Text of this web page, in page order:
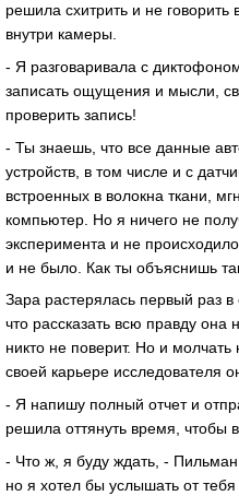
решила схитрить и не
внутри камеры.
- Я разговаривала с
записать ощущения и мысли,
проверить запись!
- Ты знаешь, что все данные
устройств, в том числе и с
встроенных в волокна ткани,
компьютер. Но я ничего не
эксперимента и не
и не было. Как ты объяснишь
Зара растерялась первый раз
что рассказать всю правду она
никто не поверит. Но и
своей карьере исследователя
- Я напишу полный отчет и
решила оттянуть время, чтобы
- Что ж, я буду ждать, -
но я хотел бы услышать от